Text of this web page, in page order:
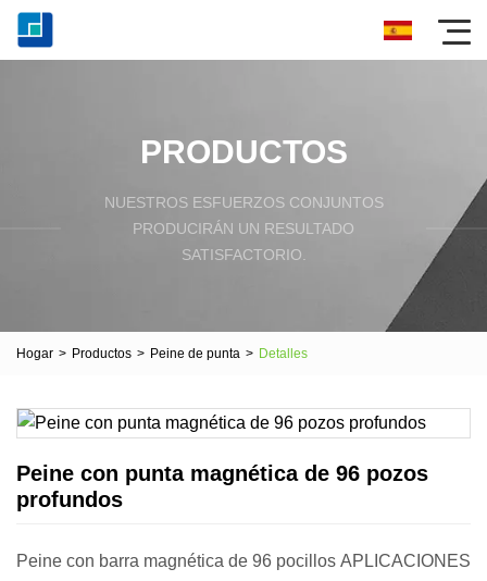
PRODUCTOS
NUESTROS ESFUERZOS CONJUNTOS
PRODUCIRÁN UN RESULTADO
SATISFACTORIO.
Hogar > Productos > Peine de punta > Detalles
Peine con punta magnética de 96 pozos
profundos
Peine con barra magnética de 96 pocillos APLICACIONES